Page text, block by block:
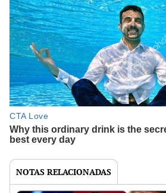
NOTAS RELACIONADAS